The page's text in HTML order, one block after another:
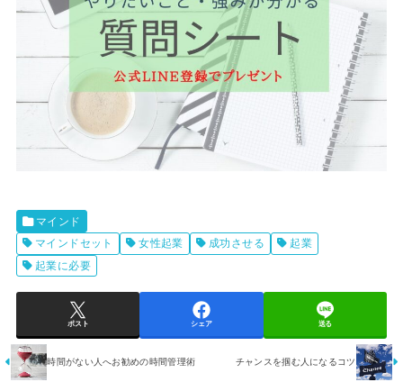
マインド
マインドセット
女性起業 成功させる
起業
起業に必要
ポスト シェア 送る
時間がない人へお勧めの時間管理術 チャンスを掴む人になるコツ